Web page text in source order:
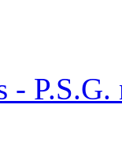
- P.S.G.